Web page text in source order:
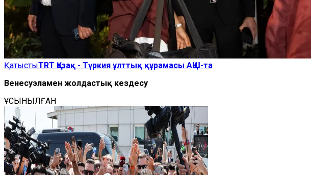
ҚатыстыTRT Қазақ - Түркия ұлттық құрамасы АҚШ-та
Венесуэламен жолдастық кездесу
ҰСЫНЫЛҒАН